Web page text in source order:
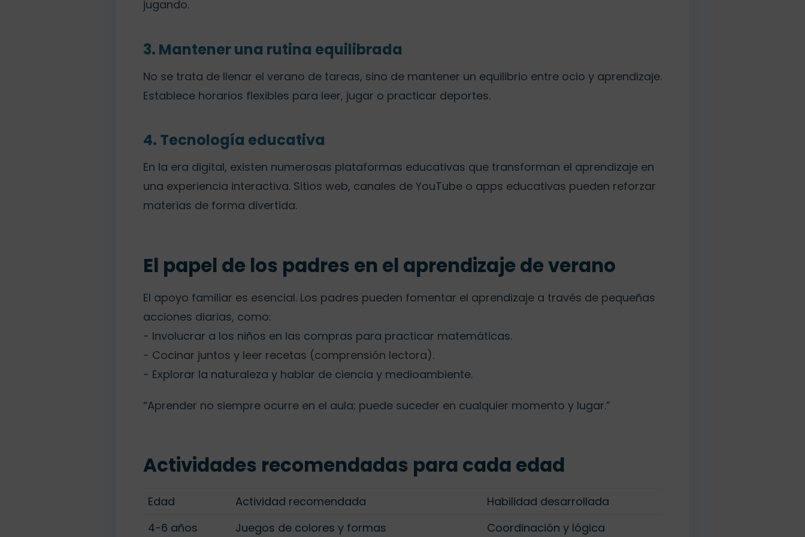
jugando.
3. Mantener una rutina equilibrada
No se trata de llenar el verano de tareas, sino de mantener un equilibrio entre ocio y aprendizaje.
Establece horarios flexibles para leer, jugar o practicar deportes.
4. Tecnología educativa
En la era digital, existen numerosas plataformas educativas que transforman el aprendizaje en
una experiencia interactiva. Sitios web, canales de YouTube o apps educativas pueden reforzar
materias de forma divertida.
El papel de los padres en el aprendizaje de verano
El apoyo familiar es esencial. Los padres pueden fomentar el aprendizaje a través de pequeñas
acciones diarias, como:
- Involucrar a los niños en las compras para practicar matemáticas.
- Cocinar juntos y leer recetas (comprensión lectora).
- Explorar la naturaleza y hablar de ciencia y medioambiente.
“Aprender no siempre ocurre en el aula; puede suceder en cualquier momento y lugar.”
Actividades recomendadas para cada edad
Edad Actividad recomendada
Habilidad desarrollada
4-6 años
Juegos de colores y formas Coordinación y lógica